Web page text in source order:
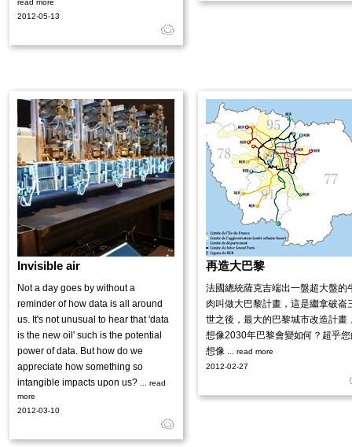
read more
2012-05-13
Invisible air
Not a day goes by without a
reminder of how data is all around
us. It's not unusual to hear that 'data
is the new oil' such is the potential
power of data. But how do we
appreciate how something so
intangible impacts upon us?
... read
more
2012-03-10
再造大巴黎
法國總統薩克吉端出一盤超大盤的
肉叫做大巴黎計畫，這是繼拿破崙
世之後，最大的巴黎城市改造計畫
想像2030年巴黎會變如何？超乎
想像
... read more
2012-02-27